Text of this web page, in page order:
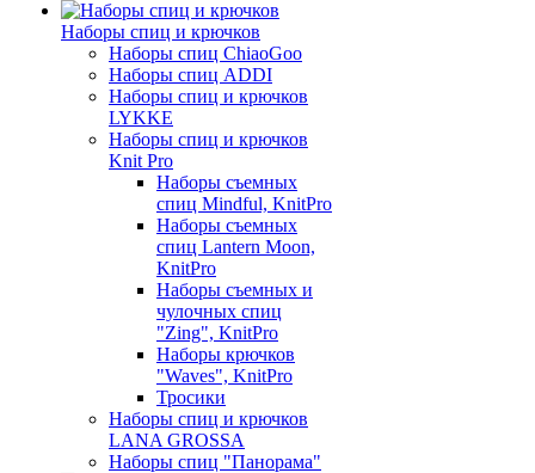
Наборы спиц и крючков
Наборы спиц ChiaoGoo
Наборы спиц ADDI
Наборы спиц и крючков
LYKKE
Наборы спиц и крючков
Knit Pro
Наборы съемных
спиц Mindful, KnitPro
Наборы съемных
спиц Lantern Moon,
KnitPro
Наборы съемных и
чулочных спиц
"Zing", KnitPro
Наборы крючков
"Waves", KnitPro
Тросики
Наборы спиц и крючков
LANA GROSSA
Наборы спиц "Панорама"